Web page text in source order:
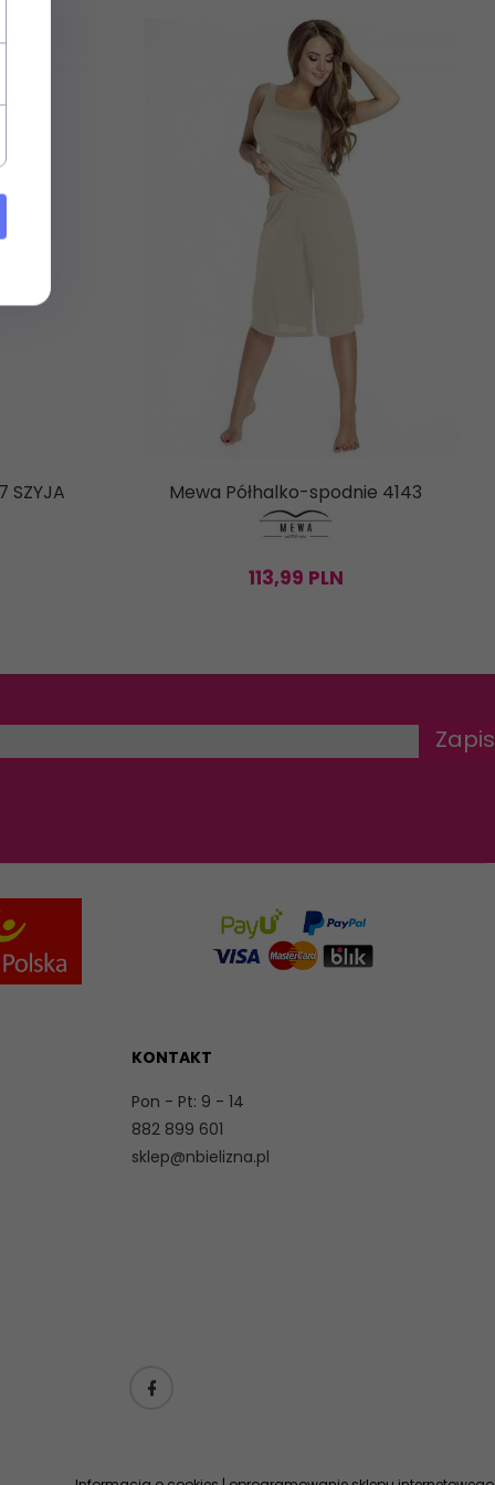
SZYJA Mewa Półhalko-spodnie 4143
113,99 PLN
KONTAKT
Pon - Pt: 9 - 14
882 899 601
sklep@nbielizna.pl